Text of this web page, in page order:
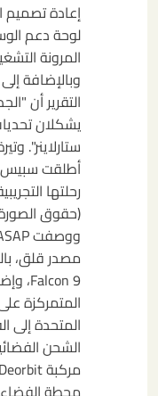
إعادة تصميم
لوحة دعم
المرونة
وبالإضافة
التقرير أن
يشكلان
ستارلاينر".
أطلقت
مصدر قلق،
المتمركزة
المتحدة إلى
الشحن